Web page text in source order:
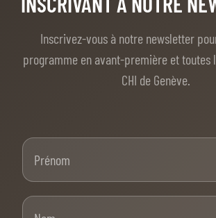
Inscrivez-vous à notre newsletter
programme en avant-première et toutes
CHI de Genève.
Nom